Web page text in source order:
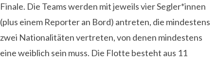
Finale. Die Teams werden mit jeweils vier Segler*innen
(plus einem Reporter an Bord) antreten, die mindestens
zwei Nationalitäten vertreten, von denen mindestens
eine weiblich sein muss. Die Flotte besteht aus 11